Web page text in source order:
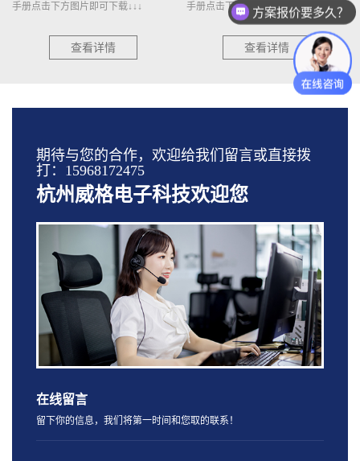
手册点击下方图片即可下载↓↓↓
查看详情
手册点击下方图片即可下载↓↓↓
查看详情
期待与您的合作，欢迎给我们留言或直接拨
打：15968172475
杭州威格电子科技欢迎您
在线留言
留下你的信息，我们将第一时间和您取的联系！
方案报价要多久？